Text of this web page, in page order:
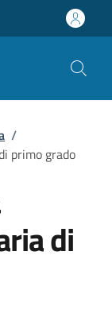
/
primo grado
di